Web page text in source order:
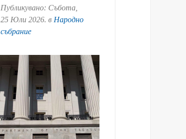
Публикувано: Събота,
25 Юли 2026. в Народно
събрание